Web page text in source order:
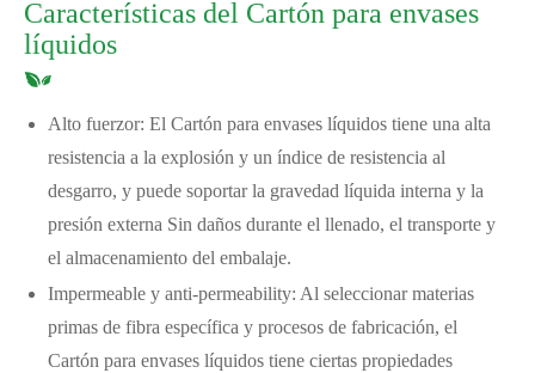
Características del Cartón para envases
líquidos
‌Alto fuerzor: El Cartón para envases líquidos tiene una alta
resistencia a la explosión y un índice de resistencia al
desgarro, y puede soportar la gravedad líquida interna y la
presión externa Sin daños durante el llenado, el transporte y
el almacenamiento del embalaje.
‌Impermeable y anti-permeability‌: Al seleccionar materias
primas de fibra específica y procesos de fabricación, el
Cartón para envases líquidos tiene ciertas propiedades